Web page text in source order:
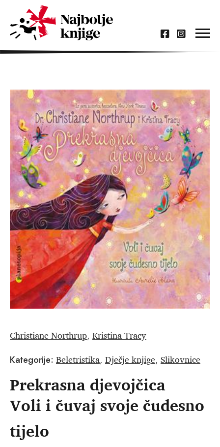
Christiane Northrup, Kristina Tracy
Kategorije: Beletristika, Dječje knjige, Slikovnice
Prekrasna djevojčica
Voli i čuvaj svoje čudesno
tijelo